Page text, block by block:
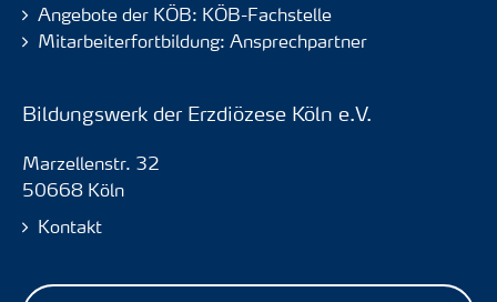
Angebote der KÖB: KÖB-Fachstelle
Mitarbeiterfortbildung: Ansprechpartner
Bildungswerk der Erzdiözese Köln e.V.
Marzellenstr. 32
50668 Köln
Kontakt